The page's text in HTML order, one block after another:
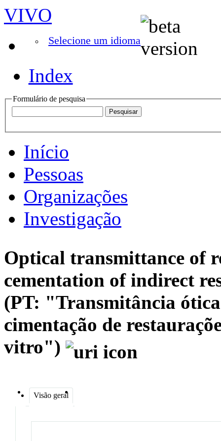
VIVO
Selecione um idioma
Index
Formulário de pesquisa
Início
Pessoas
Organizações
Investigação
Optical transmittance of
cementation of indirect
(PT: "Transmitância ótica
cimentação de
vitro")
Visão geral